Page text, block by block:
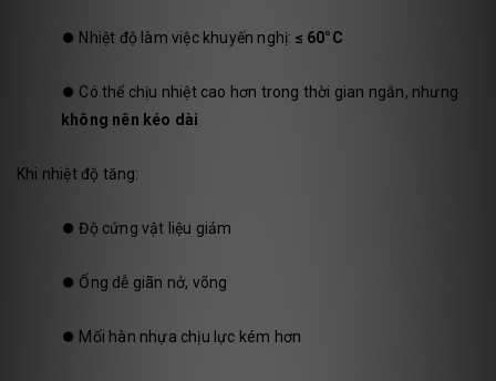
⏺️ Nhiệt độ làm việc khuyến nghị: ≤ 60°C
⏺️ Có thể chịu nhiệt cao hơn trong thời gian ngắn, nhưng
không nên kéo dài
Khi nhiệt độ tăng:
⏺️Độ cứng vật liệu giảm
⏺️ Ống dễ giãn nở, võng
⏺️ Mối hàn nhựa chịu lực kém hơn